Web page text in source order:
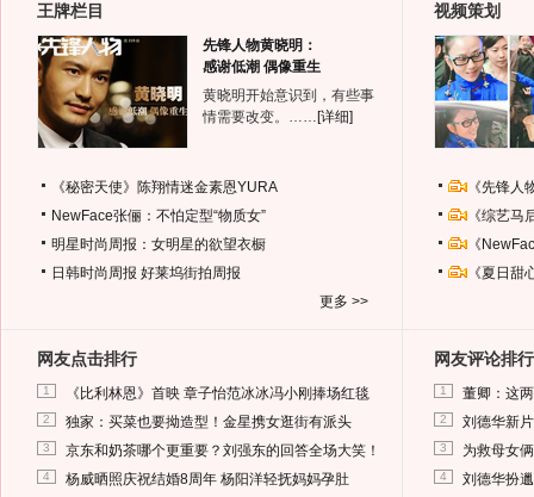
王牌栏目
先锋人物黄晓明：
感谢低潮 偶像重生
黄晓明开始意识到，有些事
情需要改变。…… [详细]
《秘密天使》陈翔情迷金素恩YURA
NewFace张俪：不怕定型“物质女”
明星时尚周报：女明星的欲望衣橱
日韩时尚周报 好莱坞街拍周报
更多 >>
视频策划
《先锋
《综艺
《
《夏日
网友点击排行
1 《比利林恩》首映 章子怡范冰冰冯小刚捧场红毯
2 独家：买菜也要拗造型！金星携女逛街有派头
3 京东和奶茶哪个更重要？刘强东的回答全场大笑！
4 杨威晒照庆祝结婚8周年 杨阳洋轻抚妈妈孕肚
网友评论排行
1 董卿：这
2 刘德华新
3 为救母女
4 刘德华扮